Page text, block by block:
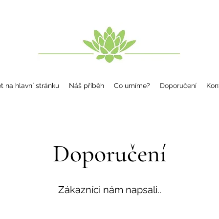
na hlavní stránku Náš příběh Co umíme? Doporučení
Doporučení
Zákazníci nám napsali..